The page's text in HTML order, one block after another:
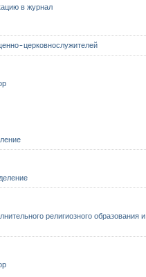
в журнал
церковнослужителей
религиозного образования и